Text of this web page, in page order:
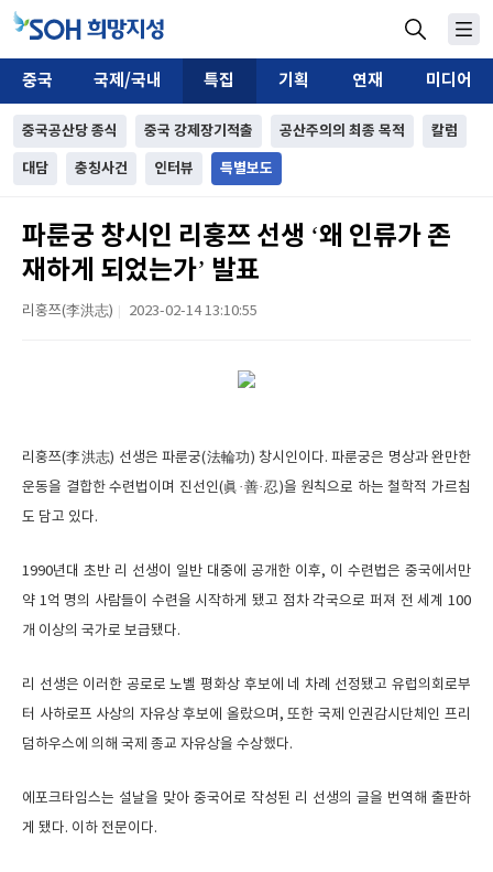
중국 국제/국내 특집 기획 연재 미디어
중국공산당 종식 중국 강제장기적출 공산주의의 최종 목적 칼럼
대담 충칭사건 인터뷰 특별보도
파룬궁 창시인 리훙쯔 선생 ‘왜 인류가 존
재하게 되었는가’ 발표
리훙쯔(李洪志) 2023-02-14 13:10:55
리훙쯔(李洪志) 선생은 파룬궁(法輪功) 창시인이다. 파룬궁은 명상과 완만한
운동을 결합한 수련법이며 진선인(眞·善·忍)을 원칙으로 하는 철학적 가르침
도 담고 있다.
1990년대 초반 리 선생이 일반 대중에 공개한 이후, 이 수련법은 중국에서만
약 1억 명의 사람들이 수련을 시작하게 됐고 점차 각국으로 퍼져 전 세계 100
개 이상의 국가로 보급됐다.
리 선생은 이러한 공로로 노벨 평화상 후보에 네 차례 선정됐고 유럽의회로부
터 사하로프 사상의 자유상 후보에 올랐으며, 또한 국제 인권감시단체인 프리
덤하우스에 의해 국제 종교 자유상을 수상했다.
에포크타임스는 설날을 맞아 중국어로 작성된 리 선생의 글을 번역해 출판하
게 됐다. 이하 전문이다.